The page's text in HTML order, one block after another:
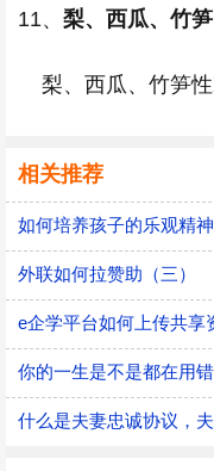
11、 梨、西瓜、竹笋
梨、西瓜、竹笋性
相关推荐
如何培养孩子的乐观精神
外联如何拉赞助（三）
e企学平台如何上传共享
你的一生是不是都在用
什么是夫妻忠诚协议，